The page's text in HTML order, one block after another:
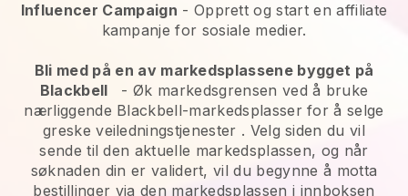
Influencer Campaign - Opprett og start en affiliate
kampanje for sosiale medier.
Bli med på en av markedsplassene bygget på
Blackbell
-Øk markedsgrensen ved å bruke
nærliggende Blackbell-markedsplasser for å selge
greske veiledningstjenester . Velg siden du vil
sende til den aktuelle markedsplassen, og når
søknaden din er validert, vil du begynne å motta
bestillinger via den markedsplassen i innboksen